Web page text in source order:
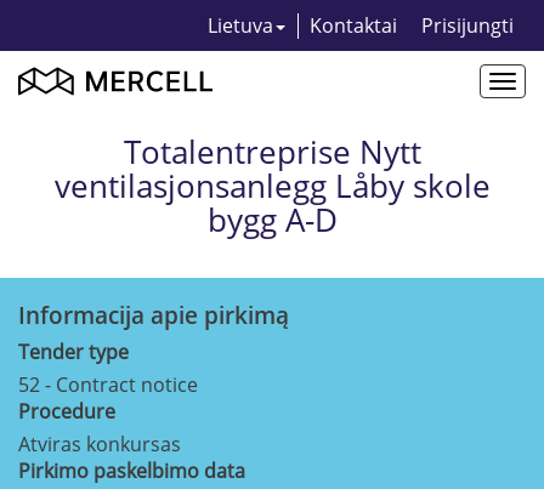
Lietuva Kontaktai Prisijungti
Totalentreprise Nytt
ventilasjonsanlegg Låby skole
bygg A-D
Informacija apie pirkimą
Tender type
52 - Contract notice
Procedure
Atviras konkursas
Pirkimo paskelbimo data